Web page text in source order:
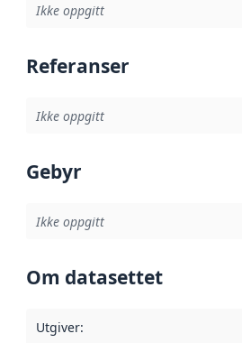
Ikke oppgitt
Referanser
Ikke oppgitt
Gebyr
Ikke oppgitt
Om datasettet
Utgiver: